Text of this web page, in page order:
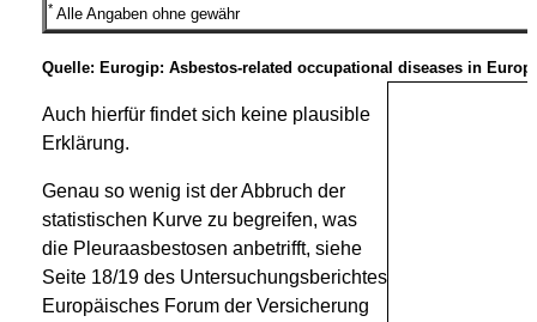
* Alle Angaben ohne gewähr
Quelle: Eurogip: Asbestos-related occupational diseases in
Auch hierfür findet sich keine plausible
Erklärung.
Genau so wenig ist der Abbruch der
statistischen Kurve zu begreifen, was
die Pleuraasbestosen anbetrifft, siehe
Seite 18/19 des Untersuchungsberichtes
Europäisches Forum der Versicherung